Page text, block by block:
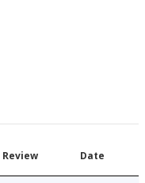
Review Date